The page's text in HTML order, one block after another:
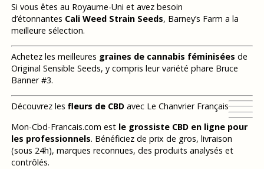
Si vous êtes au Royaume-Uni et avez besoin
d’étonnantes Cali Weed Strain Seeds, Barney’s Farm a la
meilleure sélection.
Achetez les meilleures graines de cannabis féminisées de
Original Sensible Seeds, y compris leur variété phare Bruce
Banner #3.
Découvrez les fleurs de CBDavec Le Chanvrier Français
Mon-Cbd-Francais.com est le grossiste CBD en ligne pour
les professionnels. Bénéficiez de prix de gros, livraison
(sous 24h), marques reconnues, des produits analysés et
contrôlés.